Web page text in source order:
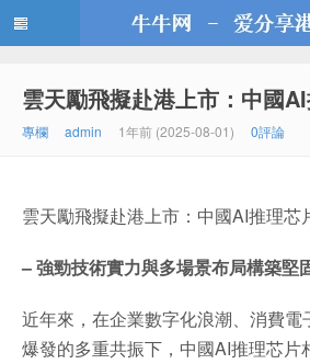
牛牛網
雲天勵飛擬赴港上市：中國
專欄 admin 1年前 (2025-08-01) 0評論
雲天勵飛擬赴港上市：中國AI推理芯
– 強勁技術實力與多場景布局構築堅
近年來，在企業數字化浪潮、消費電
爆發的多重共振下，中國AI推理芯片